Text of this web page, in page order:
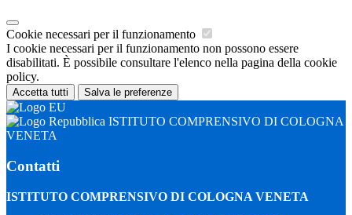
Cookie necessari per il funzionamento
I cookie necessari per il funzionamento non possono essere
disabilitati. È possibile consultare l'elenco nella pagina della cookie
policy.
Accetta tutti Salva le preferenze
ISTITUTO COMPRENSIVO DI COLOGNA
VENETA
Contatti
ISTITUTO COMPRENSIVO DI COLOGNA VENETA